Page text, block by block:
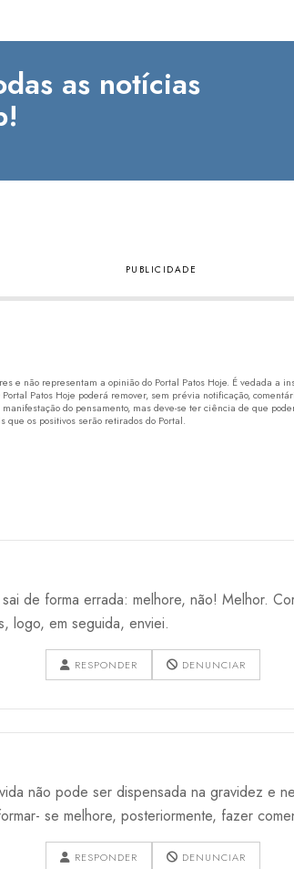
as notícias
e não representam a opinião do Portal Patos Hoje. É vedada a
Patos Hoje poderá remover, sem prévia notificação,
do pensamento, mas deve-se ter ciência de que
que os positivos serão retirados do Portal.
de forma errada: melhore, não! Melhor.
logo, em seguida, enviei.
RESPONDER DENUNCIAR
não pode ser dispensada na gravidez e
se melhore, posteriormente, fazer
RESPONDER DENUNCIAR